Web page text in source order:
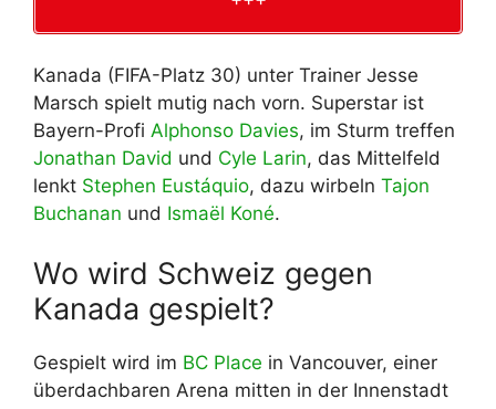
Kanada (FIFA-Platz 30) unter Trainer Jesse
Marsch spielt mutig nach vorn. Superstar ist
Bayern-Profi Alphonso Davies, im Sturm treffen
Jonathan David und Cyle Larin, das Mittelfeld
lenkt Stephen Eustáquio, dazu wirbeln Tajon
Buchanan und Ismaël Koné.
Wo wird Schweiz gegen
Kanada gespielt?
Gespielt wird im BC Place in Vancouver, einer
überdachbaren Arena mitten in der Innenstadt